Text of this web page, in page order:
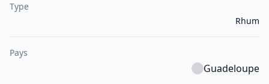
Type
Rhum
Pays
Guadeloupe